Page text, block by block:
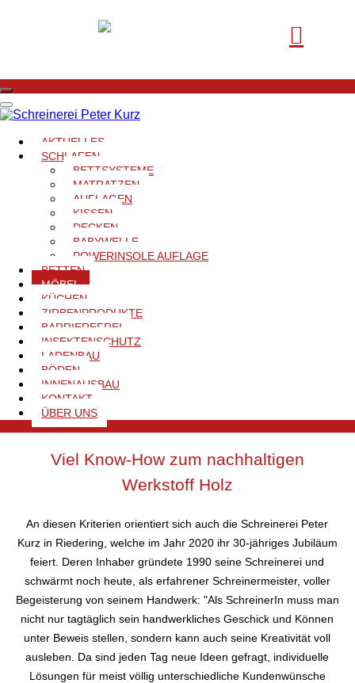
AKTUELLES
SCHLAFEN
BETTSYSTEME
MATRATZEN
AUFLAGEN
KISSEN
DECKEN
BABYWELLE
POWERINSOLE AUFLAGE
BETTEN
MÖBEL
KÜCHEN
ZIRBENPRODUKTE
BARRIEREFREI
INSEKTENSCHUTZ
LADENBAU
BÖDEN
INNENAUSBAU
KONTAKT
ÜBER UNS
Wofür auch immer Sie sich entscheiden – eines gilt auf jeden
Fall: Ihr Schreiner-Meisterbetrieb ist der zuverlässige Partner,
wenn es um Ihre Inneneinrichtung – vom Wohn- oder
Schlafzimmer bis hin zum individuell gefertigten Einzelstück oder
effiziente, kreative Geschäftsausstattungen. Den Anfang dabei
setzen die professionelle Beratung und die ersten Ideen für die
Umsetzung, das Design der angefragten Gegenstände oder
Kompletteinrichtungen. Weiters folgen die maßgeschneiderte
Planung bis ins Detail, die handwerklich hochwertige Fertigung
bis hin zur termingetreuen Lieferung und der zuverlässigen
Montage – Ihr Schreiner gestaltet und schafft individuelle
Innenräume! Und setzt dabei auf den nachhaltigen Werkstoff
Holz.
Viel Know-How zum nachhaltigen
Werkstoff Holz
An diesen Kriterien orientiert sich auch die Schreinerei Peter
Kurz in Riedering, welche im Jahr 2020 ihr 30-jähriges Jubiläum
feiert. Deren Inhaber gründete 1990 seine Schreinerei und
schwärmt noch heute, als erfahrener Schreinermeister, voller
Begeisterung von seinem Handwerk: "Als SchreinerIn muss man
nicht nur tagtäglich sein handwerkliches Geschick und Können
unter Beweis stellen, sondern kann auch seine Kreativität voll
ausleben. Da sind jeden Tag neue Ideen gefragt, individuelle
Lösungen für meist völlig unterschiedliche Kundenwünsche